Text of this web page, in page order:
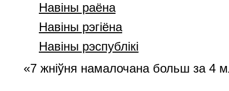
Навiны раёна
Навiны рэгiёна
Навiны рэспублiкi
«7 жніўня намалочана больш за 4